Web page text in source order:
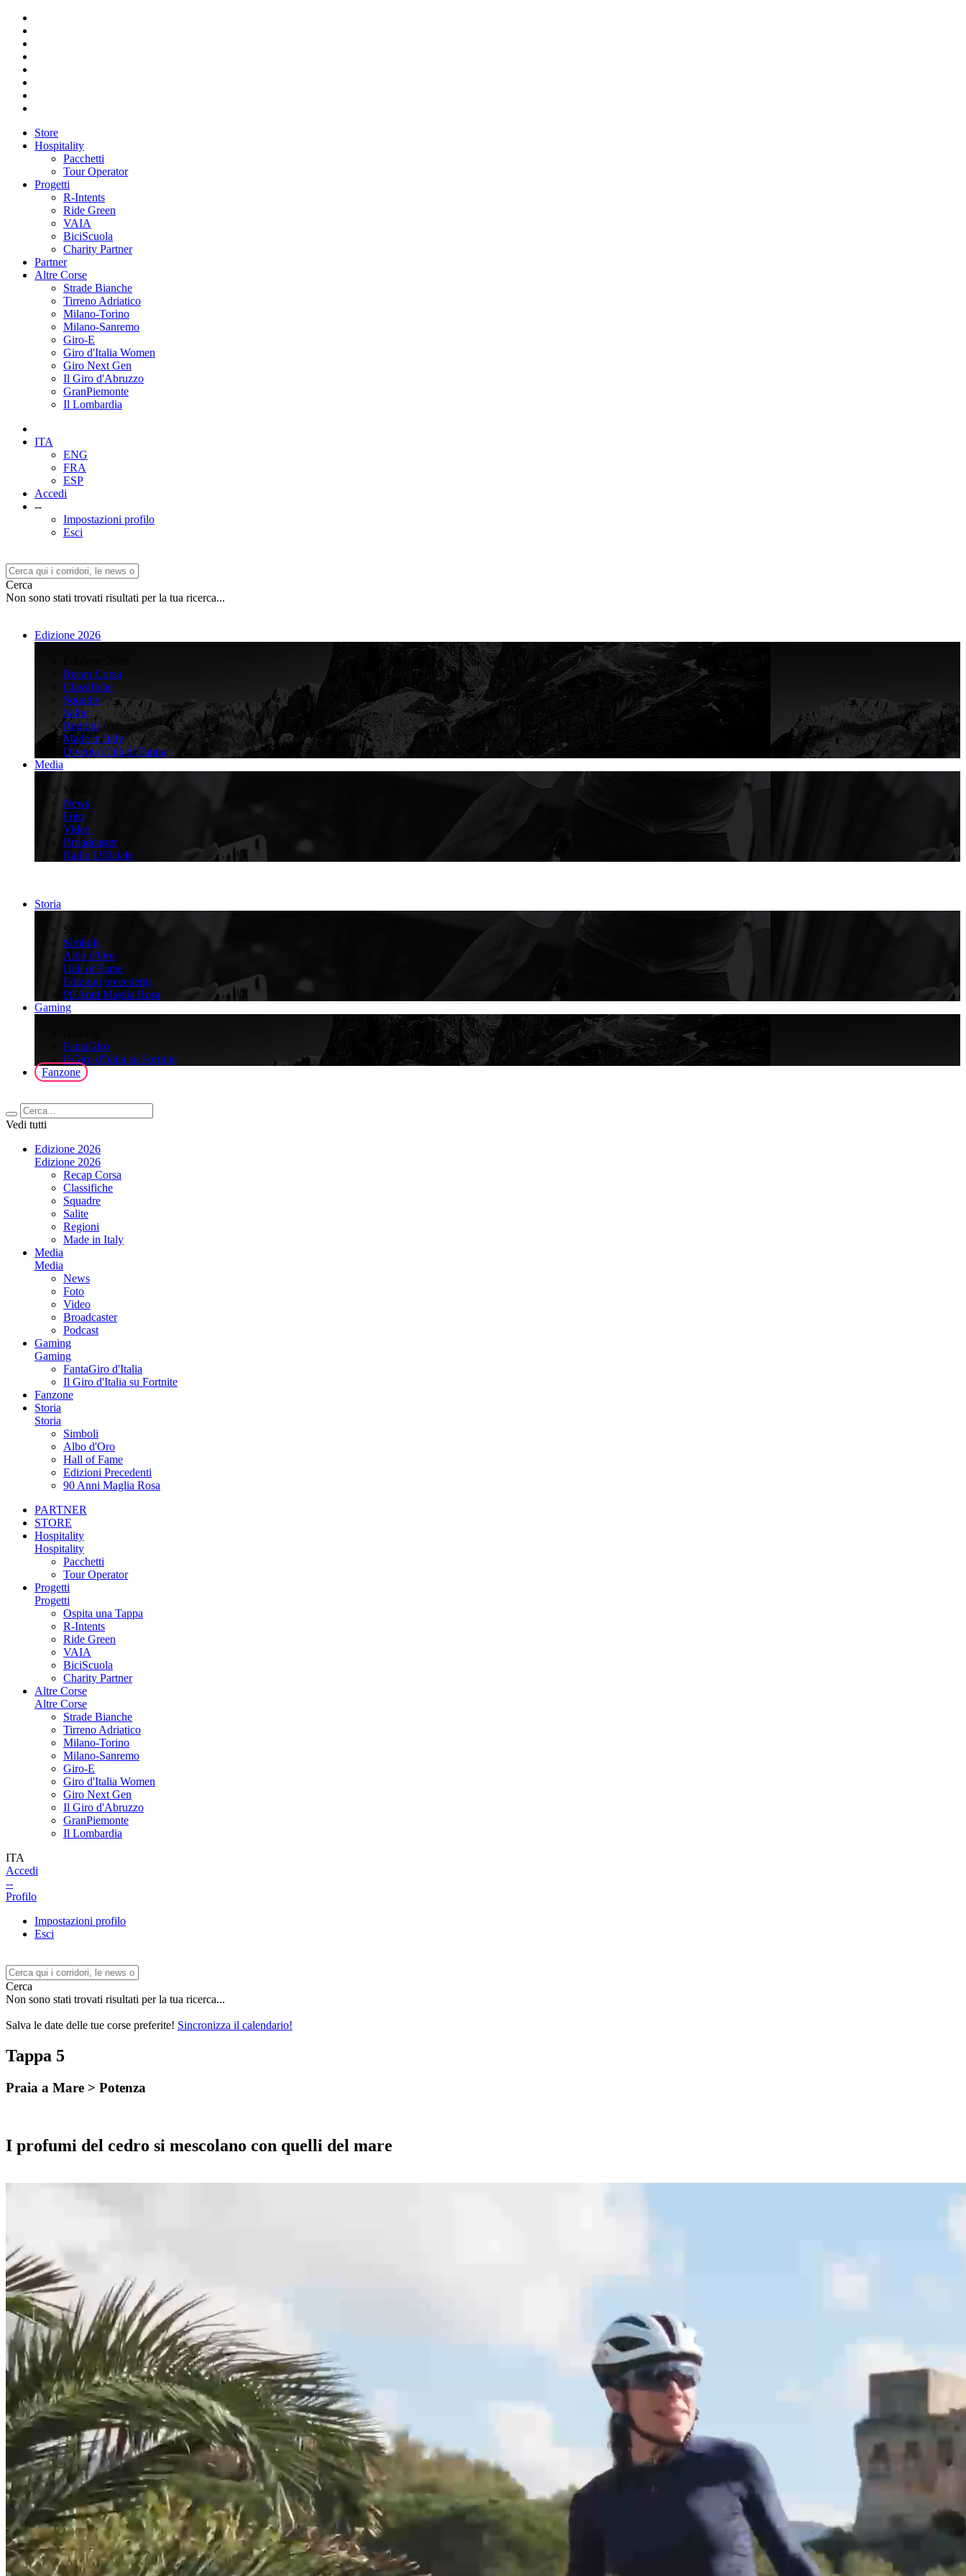
Store
Hospitality
Pacchetti
Tour Operator
Progetti
R-Intents
Ride Green
VAIA
BiciScuola
Charity Partner
Partner
Altre Corse
Strade Bianche
Tirreno Adriatico
Milano-Torino
Milano-Sanremo
Giro-E
Giro d'Italia Women
Giro Next Gen
Il Giro d'Abruzzo
GranPiemonte
Il Lombardia
ITA
ENG
FRA
ESP
Accedi
--
Impostazioni profilo
Esci
Cerca
Non sono stati trovati risultati per la tua ricerca...
Edizione 2026
Recap Corsa
Classifiche
Squadre
Salite
Regioni
Made in Italy
Diventa Città di Tappa
Media
Media
News
Foto
Video
Broadcaster
Radio Ufficiale
Storia
Storia
Simboli
Albo d'Oro
Hall of Fame
Edizioni precedenti
90 Anni Maglia Rosa
Gaming
FantaGiro
ll Giro d'Italia su Fortnite
Fanzone
Vedi tutti
Edizione 2026
Edizione 2026
Recap Corsa
Classifiche
Squadre
Salite
Regioni
Made in Italy
Media
Media
News
Foto
Video
Broadcaster
Podcast
Gaming
Gaming
FantaGiro d'Italia
Il Giro d'Italia su Fortnite
Fanzone
Storia
Storia
Simboli
Albo d'Oro
Hall of Fame
Edizioni Precedenti
90 Anni Maglia Rosa
PARTNER
STORE
Hospitality
Hospitality
Pacchetti
Tour Operator
Progetti
Progetti
Ospita una Tappa
R-Intents
Ride Green
VAIA
BiciScuola
Charity Partner
Altre Corse
Altre Corse
Strade Bianche
Tirreno Adriatico
Milano-Torino
Milano-Sanremo
Giro-E
Giro d'Italia Women
Giro Next Gen
Il Giro d'Abruzzo
GranPiemonte
Il Lombardia
ITA
Accedi
--
Profilo
Impostazioni profilo
Esci
Cerca
Non sono stati trovati risultati per la tua ricerca...
Salva le date delle tue corse preferite! Sincronizza il calendario!
Tappa 5
Praia a Mare > Potenza
I profumi del cedro si mescolano con quelli del mare